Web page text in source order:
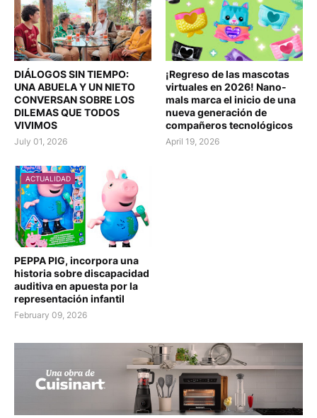
DIÁLOGOS SIN TIEMPO:
UNA ABUELA Y UN NIETO
CONVERSAN SOBRE LOS
DILEMAS QUE TODOS
VIVIMOS
July 01, 2026
¡Regreso de las mascotas
virtuales en 2026! Nano-
mals marca el inicio de una
nueva generación de
compañeros tecnológicos
April 19, 2026
ACTUALIDAD
PEPPA PIG, incorpora una
historia sobre discapacidad
auditiva en apuesta por la
representación infantil
February 09, 2026